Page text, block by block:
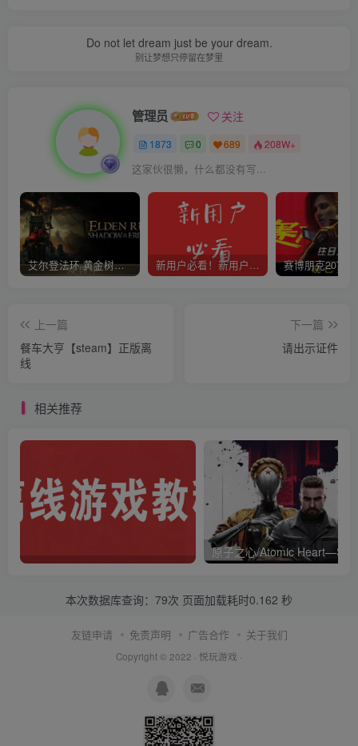
Do not let dream just be your dream.
别让梦想只停留在梦里
管理员 关注
1873 0 689 208W+
这家伙很懒，什么都没有写...
艾尔登法环 黄金树幽影 新用户必看！新用户必看！新用户必看！！！
上一篇
餐车大亨【steam】正版离
线
下一篇
请出示证件
相关推荐
本次数据库查询：79次 页面加载耗时0.162 秒
友链申请 免责声明 广告合作 关于我们
Copyright © 2022 · 悦玩游戏 ·